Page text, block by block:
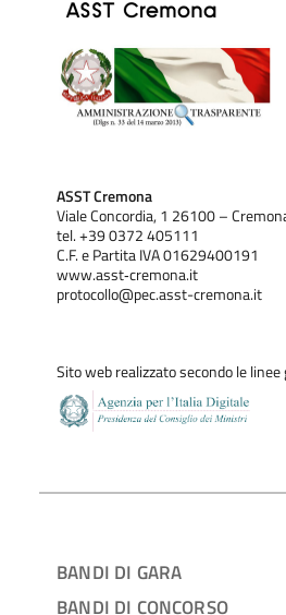
ASST Cremona
Viale Concordia, 1 26100 –
tel. +39 0372 405111
C.F. e Partita IVA 01629400191
www.asst‐cremona.it
protocollo@pec.asst-cremona.it
Sito web realizzato secondo le linee
BANDI DI GARA
BANDI DI CONCORSO